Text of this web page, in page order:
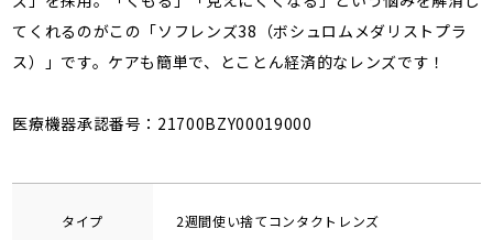
てくれるのがこの「ソフレンズ38（ボシュロムメダリストプラ
ス）」です。ケアも簡単で、とことん経済的なレンズです！
医療機器承認番号：21700BZY00019000
タイプ 2週間使い捨てコンタクトレンズ